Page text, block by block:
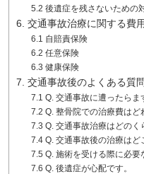
5.2 後遺症を残さないための
6. 交通事故治療に関する費
6.1 自賠責保険
6.2 任意保険
6.3 健康保険
7. 交通事故後のよくある質問
7.1 Q. 交通事故に遭ったらま
7.2 Q. 整骨院での治療費はど
7.3 Q. 交通事故治療はどのく
7.4 Q. 交通事故後の治療はど
7.5 Q. 施術を受ける際に必要
7.6 Q. 後遺症が心配です。